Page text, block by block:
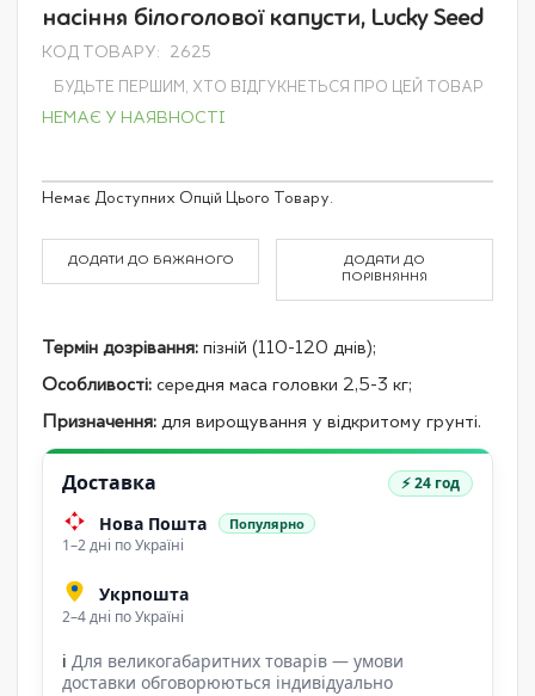
початку
галереї
насіння білоголової капусти, Lucky Seed
КОД ТОВАРУ 2625
БУДЬТЕ ПЕРШИМ, ХТО ВІДГУКНЕТЬСЯ ПРО ЦЕЙ ТОВАР
НЕМАЄ У НАЯВНОСТІ
Grouped
product
Немає Доступних Опцій Цього Товару.
ДОДАТИ ДО БАЖАНОГО
ДОДАТИ ДО
ПОРІВНЯННЯ
Термін дозрівання: пізній (110-120 днів);
Особливості: середня маса головки 2,5-3 кг;
Призначення: для вирощування у відкритому грунті.
Доставка ⚡ 24 год
Нова Пошта Популярно
1–2 дні по Україні
Укрпошта
2–4 дні по Україні
ℹ Для великогабаритних товарів — умови
доставки обговорюються індивідуально